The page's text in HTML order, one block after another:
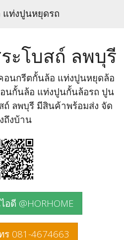
แท่งปูนหยุดรถ
ะโบสถ์ ลพบุรี
อนกรีตกั้นล้อ แท่งปูนหยุดล้อ
นกั้นล้อ แท่งปูนกั้นล้อรถ ปูน
ลพบุรี มีสินค้าพร้อมส่ง จัด
ถึงบ้าน
ดี @HORHOME
ร 081-4674663